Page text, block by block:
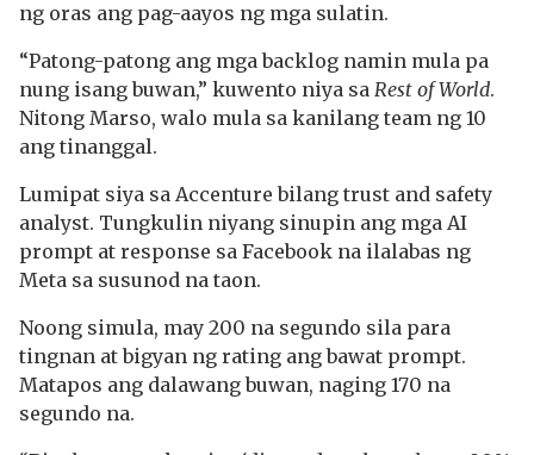
ng oras ang pag-aayos ng mga sulatin.
“Patong-patong ang mga backlog namin mula pa
nung isang buwan,” kuwento niya sa Rest of World.
Nitong Marso, walo mula sa kanilang team ng 10
ang tinanggal.
Lumipat siya sa Accenture bilang trust and safety
analyst. Tungkulin niyang sinupin ang mga AI
prompt at response sa Facebook na ilalabas ng
Meta sa susunod na taon.
Noong simula, may 200 na segundo sila para
tingnan at bigyan ng rating ang bawat prompt.
Matapos ang dalawang buwan, naging 170 na
segundo na.